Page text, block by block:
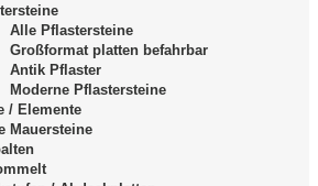
Alle Pflastersteine
Großformat platten befahrbar
Antik Pflaster
Moderne Pflastersteine
/ Elemente
Mauersteine